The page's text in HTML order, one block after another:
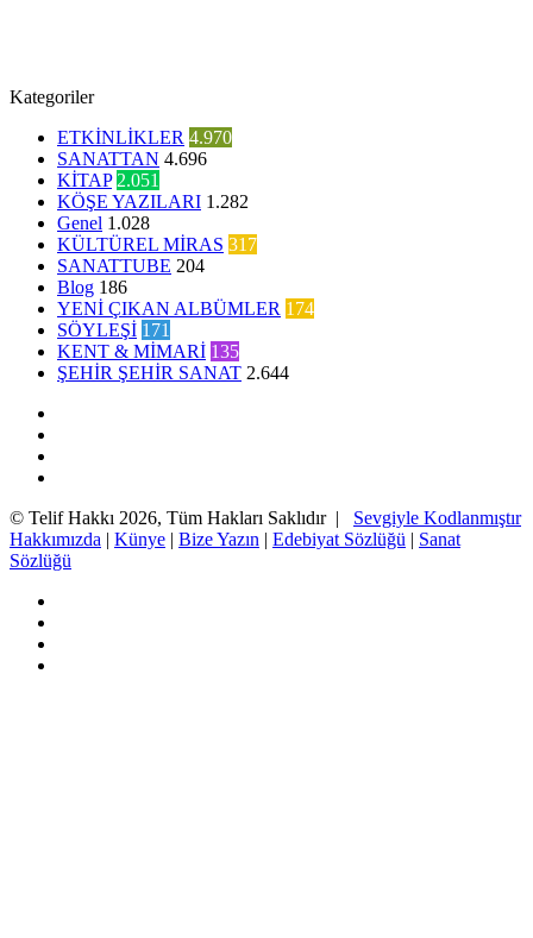
Kategoriler
ETKİNLİKLER 4.970
SANATTAN 4.696
KİTAP 2.051
KÖŞE YAZILARI 1.282
Genel 1.028
KÜLTÜREL MİRAS 317
SANATTUBE 204
Blog 186
YENİ ÇIKAN ALBÜMLER 174
SÖYLEŞİ 171
KENT & MİMARİ 135
ŞEHİR ŞEHİR SANAT 2.644
© Telif Hakkı 2026, Tüm Hakları Saklıdır | Sevgiyle Kodlanmıştır
Hakkımızda | Künye | Bize Yazın | Edebiyat Sözlüğü | Sanat
Sözlüğü